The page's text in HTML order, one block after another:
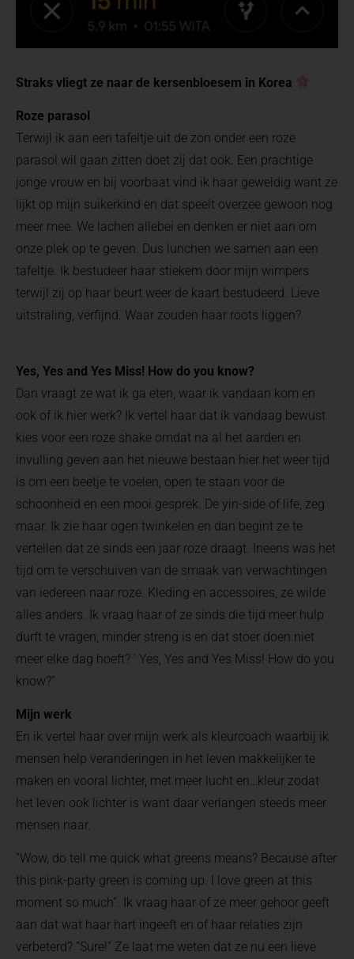
Straks vliegt ze naar de kersenbloesem in Korea
Roze parasol
Terwijl ik aan een tafeltje uit de zon onder een roze
parasol wil gaan zitten doet zij dat ook. Een prachtige
jonge vrouw en bij voorbaat vind ik haar geweldig want ze
lijkt op mijn suikerkind en dat speelt overzee gewoon nog
meer mee. We lachen allebei en denken er niet aan om
onze plek op te geven. Dus lunchen we samen aan een
tafeltje. Ik bestudeer haar stiekem door mijn wimpers
terwijl zij op haar beurt weer de kaart bestudeerd. Lieve
uitstraling, verfijnd. Waar zouden haar roots liggen?
Yes, Yes and Yes Miss! How do you know?
Dan vraagt ze wat ik ga eten, waar ik vandaan kom en
ook of ik hier werk? Ik vertel haar dat ik vandaag bewust
kies voor een roze shake omdat na al het aarden en
invulling geven aan het nieuwe bestaan hier het weer tijd
is om een beetje te voelen, open te staan voor de
schoonheid en een mooi gesprek. De yin-side of life, zeg
maar. Ik zie haar ogen twinkelen en dan begint ze te
vertellen dat ze sinds een jaar roze draagt. Ineens was het
tijd om te verschuiven van de smaak van verwachtingen
van iedereen naar roze. Kleding en accessoires, ze wilde
alles anders. Ik vraag haar of ze sinds die tijd meer hulp
durft te vragen, minder streng is en dat stoer doen niet
meer elke dag hoeft? ‘ Yes, Yes and Yes Miss! How do you
know?”
Mijn werk
En ik vertel haar over mijn werk als kleurcoach waarbij ik
mensen help veranderingen in het leven makkelijker te
maken en vooral lichter, met meer lucht en…kleur zodat
het leven ook lichter is want daar verlangen steeds meer
mensen naar.
”Wow, do tell me quick what greens means? Because after
this pink-party green is coming up. I love green at this
moment so much”. Ik vraag haar of ze meer gehoor geeft
aan dat wat haar hart ingeeft en of haar relaties zijn
verbeterd? ”Sure!” Ze laat me weten dat ze nu een lieve